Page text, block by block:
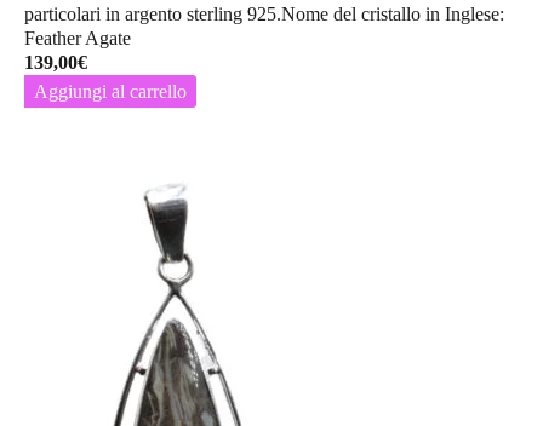
particolari in argento sterling 925.Nome del cristallo in Inglese:
Feather Agate
139,00€
Aggiungi al carrello